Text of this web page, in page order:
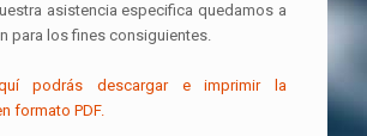
asistencia especifica quedamos a
para los fines consiguientes.
podrás descargar e imprimir la
formato PDF.